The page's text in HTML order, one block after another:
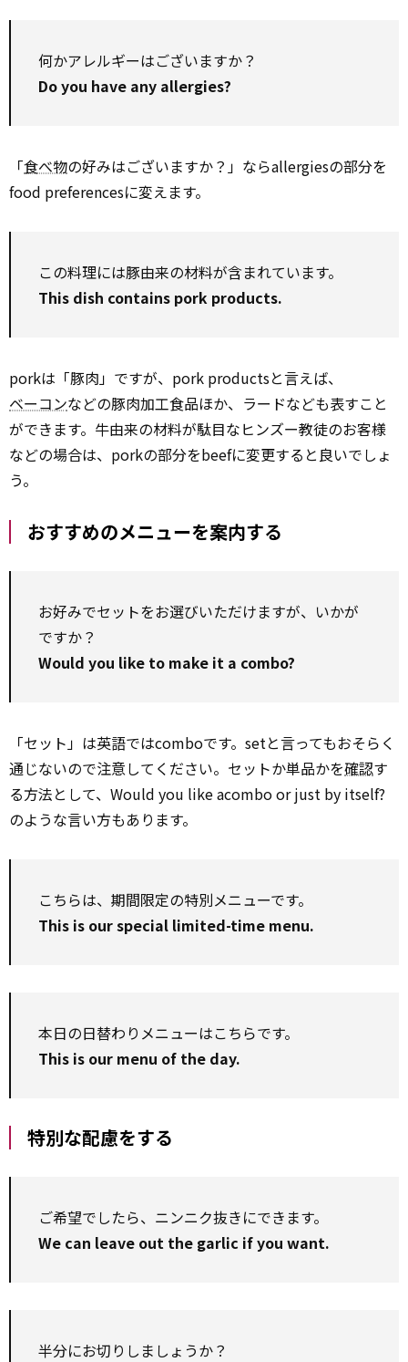
何かアレルギーはございますか？
Do you have any allergies?
「食べ物の好みはございますか？」ならallergiesの部分を
food preferencesに変えます。
この料理には豚由来の材料が含まれています。
This dish contains pork products.
porkは「豚肉」ですが、pork productsと言えば、
ベーコンなどの豚肉加工食品ほか、ラードなども表すこと
ができます。牛由来の材料が駄目なヒンズー教徒のお客様
などの場合は、porkの部分をbeefに変更すると良いでしょ
う。
おすすめのメニューを案内する
お好みでセットをお選びいただけますが、いかが
ですか？
Would you like to make it a combo?
「セット」は英語ではcomboです。setと言ってもおそらく
通じないので注意してください。セットか単品かを確認す
る方法として、Would you like acombo or just by itself?
のような言い方もあります。
こちらは、期間限定の特別メニューです。
This is our special limited-time menu.
本日の日替わりメニューはこちらです。
This is our menu of the day.
特別な配慮をする
ご希望でしたら、ニンニク抜きにできます。
We can leave out the garlic if you want.
半分にお切りしましょうか？